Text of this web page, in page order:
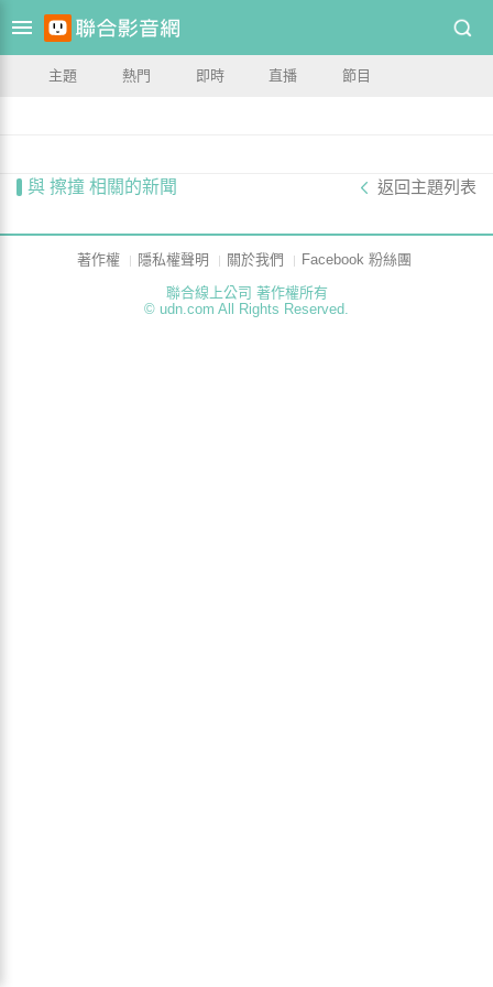
主題 熱門 即時 直播 節目
與 擦撞 相關的新聞 返回主題列表
著作權 隱私權聲明 關於我們
Facebook 粉絲團
聯合線上公司 著作權所有
© udn.com All Rights Reserved.